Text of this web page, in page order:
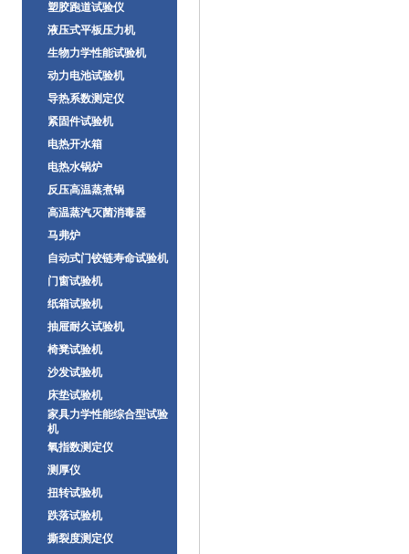
塑胶跑道试验仪
液压式平板压力机
生物力学性能试验机
动力电池试验机
导热系数测定仪
紧固件试验机
电热开水箱
电热水锅炉
反压高温蒸煮锅
高温蒸汽灭菌消毒器
马弗炉
自动式门铰链寿命试验机
门窗试验机
纸箱试验机
抽屉耐久试验机
椅凳试验机
沙发试验机
床垫试验机
家具力学性能综合型试验
机
氧指数测定仪
测厚仪
扭转试验机
跌落试验机
撕裂度测定仪